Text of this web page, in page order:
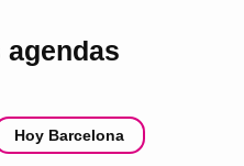
agendas
Hoy Barcelona